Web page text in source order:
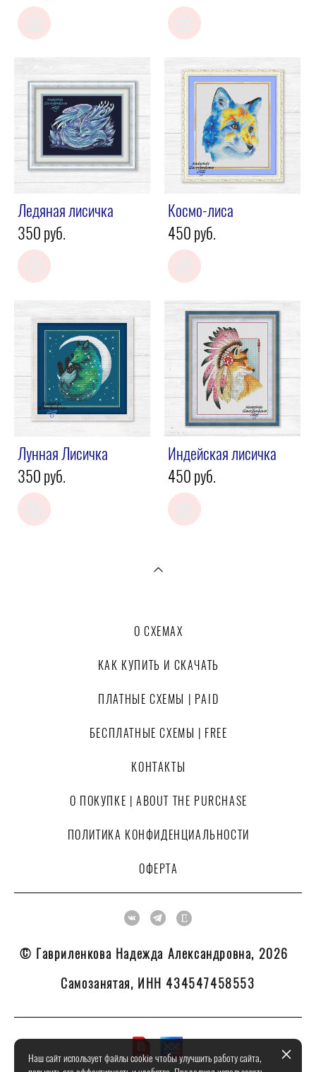
Ледяная лисичка
350 pуб.
Космо-лиса
450 pуб.
Лунная Лисичка
350 pуб.
Индейская лисичка
450 pуб.
О СХЕМАХ
КАК КУПИТЬ И СКАЧАТЬ
ПЛАТНЫЕ СХЕМЫ | PAID
БЕСПЛАТНЫЕ СХЕМЫ | FREE
КОНТАКТЫ
О ПОКУПКЕ | ABOUT THE PURCHASE
ПОЛИТИКА КОНФИДЕНЦИАЛЬНОСТИ
ОФЕРТА
© Гавриленкова Надежда Александровна, 2026
Самозанятая, ИНН 434547458553
Наш сайт использует файлы cookie чтобы улучшить работу сайта,